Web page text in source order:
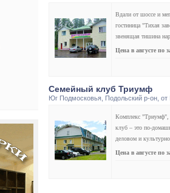
Вдали от шоссе и
гостиница "Тихая
звенящая тишина
Цена в августе по
Семейный клуб Триумф
Юг Подмосковья Подольский р-он ,
Комплекс "Триумф",
клуб – это по-
деловом и
Цена в августе по